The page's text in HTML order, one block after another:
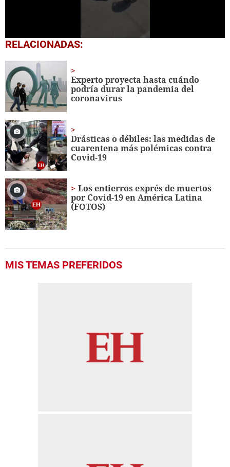
0
seconds
seconds
RELACIONADAS:
Experto proyecta hasta cuándo
podría durar la pandemia del
coronavirus
Drásticas o débiles: las medidas de
cuarentena más polémicas contra
Covid-19
Los entierros exprés de muertos
por Covid-19 en América Latina
(FOTOS)
MIS TEMAS PREFERIDOS